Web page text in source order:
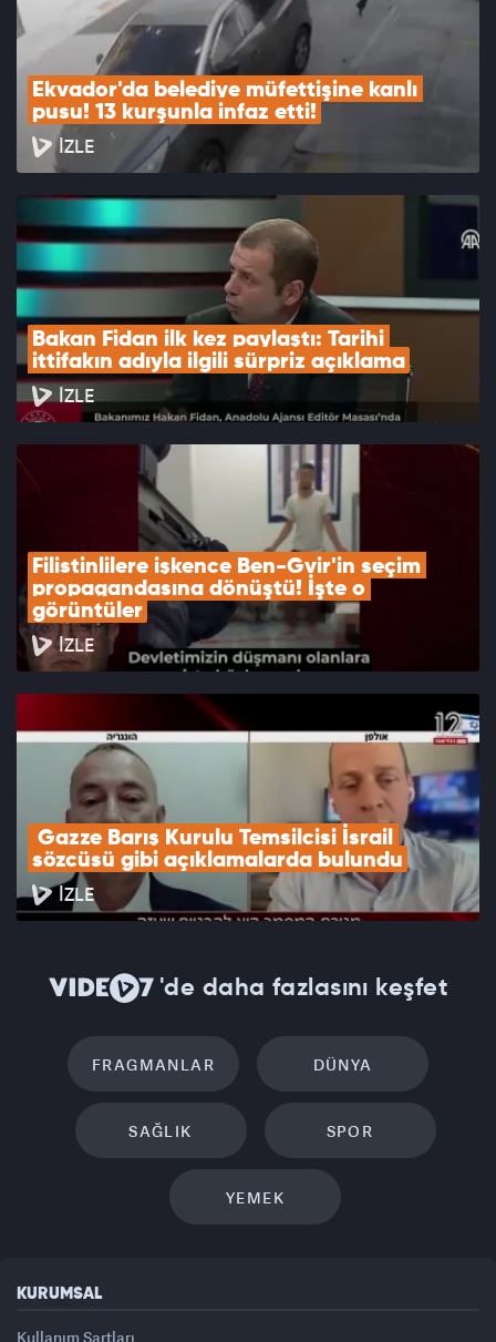
Ekvador'da belediye müfettişine kanlı
pusu! 13 kurşunla infaz etti!
İZLE
Bakan Fidan ilk kez paylaştı: Tarihi
ittifakın adıyla ilgili sürpriz açıklama
İZLE
Filistinlilere işkence Ben-Gvir'in seçim
propagandasına dönüştü! İşte o
görüntüler
İZLE
sözcüsü gibi açıklamalarda bulundu
İZLE
'de daha fazlasını keşfet
FRAGMANLAR DÜNYA
SAĞLIK SPOR
YEMEK
KURUMSAL
Kullanım Şartları